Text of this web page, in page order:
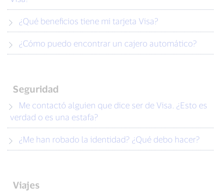
¿Qué beneficios tiene mi tarjeta Visa?
¿Cómo puedo encontrar un cajero automático?
Seguridad
verdad o es una estafa?
¿Me han robado la identidad? ¿Qué debo hacer?
Viajes